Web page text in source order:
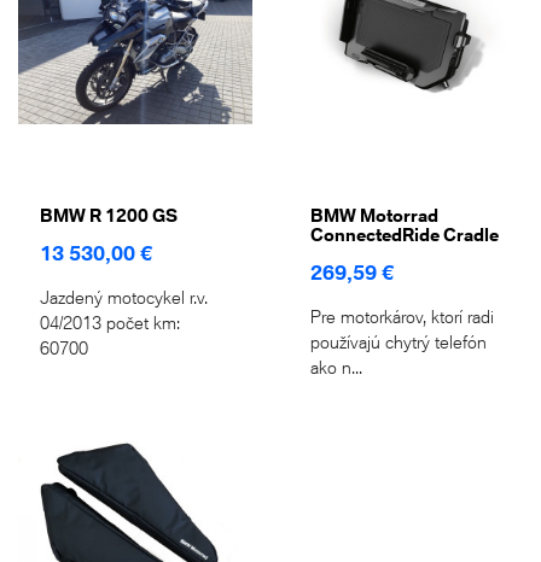
BMW R 1200 GS
13 530,00 €
Jazdený motocykel r.v.
04/2013 počet km:
60700
BMW Motorrad
ConnectedRide Cradle
269,59 €
Pre motorkárov, ktorí radi
používajú chytrý telefón
ako n...